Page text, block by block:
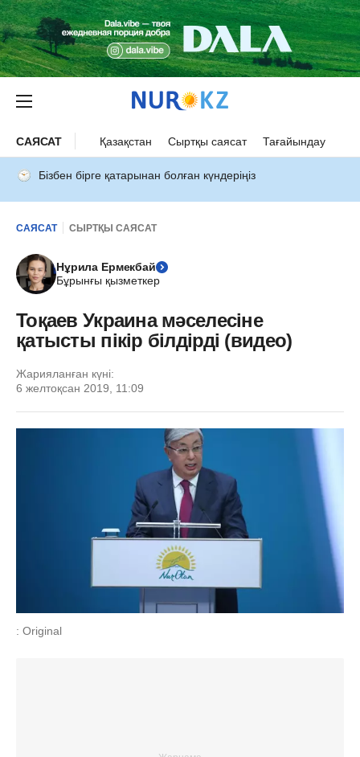
САЯСАТ Қазақстан Сыртқы саясат Тағайындау
Бізбен бірге қатарынан болған күндеріңіз
САЯСАТ СЫРТҚЫ САЯСАТ
Нұрила Ермекбай
Бұрынғы қызметкер
Тоқаев Украина мәселесіне
қатысты пікір білдірді (видео)
Жарияланған күні:
6 желтоқсан 2019, 11:09
: Original